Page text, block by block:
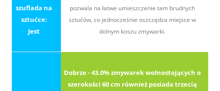
szuflada na
sztućce:
Jest
pozwala na łatwe umieszczenie tam brudnych
sztućów, co jednocześnie oszczędza miejsce w
dolnym koszu zmywarki.
Dobrze - 43.0% zmywarek wolnostojących o
szerokości 60 cm również posiada trzecią